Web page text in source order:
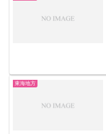
東海地方